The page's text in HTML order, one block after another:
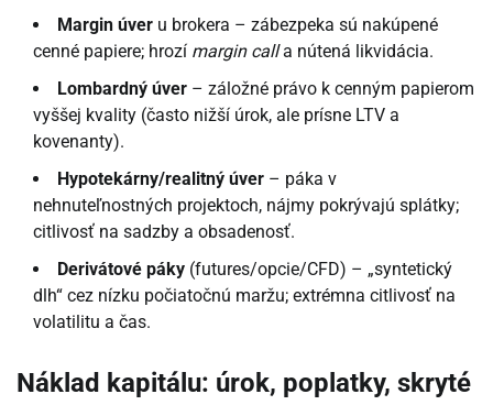
Margin úver u brokera – zábezpeka sú nakúpené
cenné papiere; hrozí margin calla nútená likvidácia.
Lombardný úver – záložné právo k cenným papierom
vyššej kvality (často nižší úrok, ale prísne LTV a
kovenanty).
Hypotekárny/realitný úver – páka v
nehnuteľnostných projektoch, nájmy pokrývajú splátky;
citlivosť na sadzby a obsadenosť.
Derivátové páky (futures/opcie/CFD) – „syntetický
dlh“ cez nízku počiatočnú maržu; extrémna citlivosť na
volatilitu a čas.
Náklad kapitálu: úrok, poplatky, skryté